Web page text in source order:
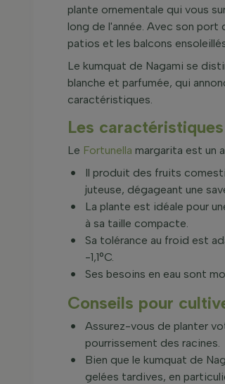
plante ornementale qui vous
long de l'année. Avec son
patios et les balcons
Le kumquat de Nagami se
blanche et parfumée, qui
caractéristiques.
Les
Le Fortunella margarita est un
Il produit des fruits
juteuse, dégageant une
La plante est idéale pour
à sa taille compacte.
Sa tolérance au froid est
-1,1°C.
Ses besoins en eau sont
Conseils pour
Assurez-vous de planter
pourrissement des racines.
Bien que le kumquat de
gelées tardives, en